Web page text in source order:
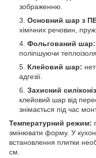
зображенню.
Основний шар з
хімічних речовин,
Фольгований шар:
поліпшуючи
Клейовий шар:
адгезії.
Захисний
клейовий шар від
знімається під час
Температурний режим:
змінювати форму. У
встановлення плитки
см.